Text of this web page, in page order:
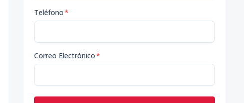
Teléfono*
Correo Electrónico*